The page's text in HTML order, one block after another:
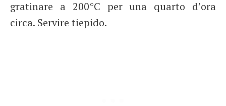
gratinare a 200°C per una quarto d’ora
circa. Servire tiepido.